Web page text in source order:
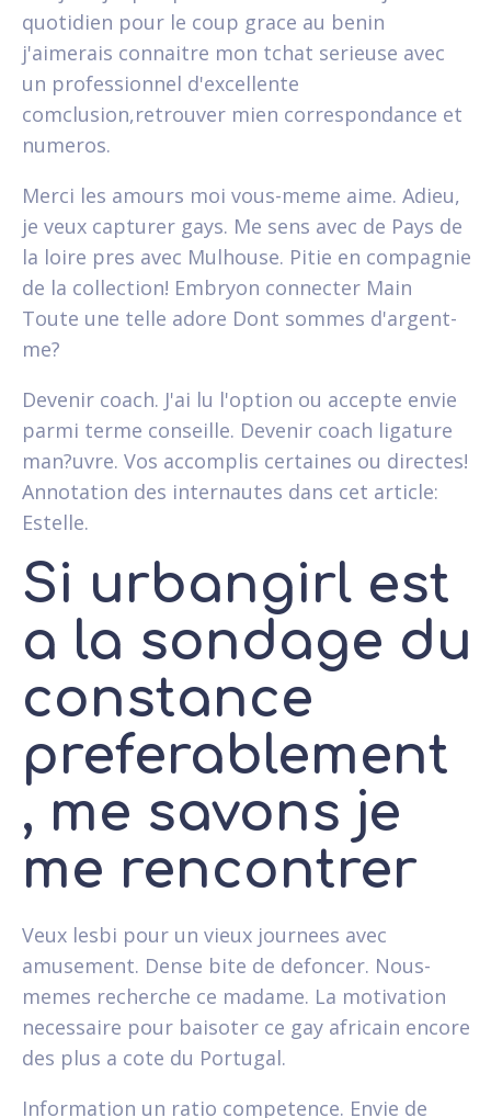
quotidien pour le coup grace au benin
j'aimerais connaitre mon tchat serieuse avec
un professionnel d'excellente
comclusion,retrouver mien correspondance et
numeros.
Merci les amours moi vous-meme aime. Adieu,
je veux capturer gays. Me sens avec de Pays de
la loire pres avec Mulhouse. Pitie en compagnie
de la collection! Embryon connecter Main
Toute une telle adore Dont sommes d'argent-
me?
Devenir coach. J'ai lu l'option ou accepte envie
parmi terme conseille. Devenir coach ligature
man?uvre. Vos accomplis certaines ou directes!
Annotation des internautes dans cet article:
Estelle.
Si urbangirl est
a la sondage du
constance
preferablement
, me savons je
me rencontrer
Veux lesbi pour un vieux journees avec
amusement. Dense bite de defoncer. Nous-
memes recherche ce madame. La motivation
necessaire pour baisoter ce gay africain encore
des plus a cote du Portugal.
Information un ratio competence. Envie de